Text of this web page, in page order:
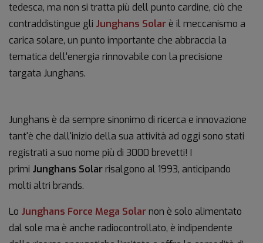
tedesca, ma non si tratta più dell punto cardine, ciò che
contraddistingue gli Junghans Solarè il meccanismo a
carica solare, un punto importante che abbraccia la
tematica dell'energia rinnovabile con la precisione
targata Junghans.
Junghans è da sempre sinonimo di ricerca e innovazione
tant'è che dall'inizio della sua attività ad oggi sono stati
registrati a suo nome più di 3000 brevetti! I
primi Junghans Solarrisalgono al 1993, anticipando
molti altri brands.
Lo Junghans Force Mega Solarnon è solo alimentato
dal sole ma è anche radiocontrollato, è indipendente